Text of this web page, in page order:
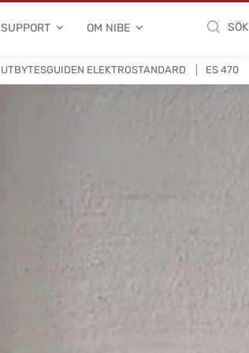
SUPPORT OM NIBE SÖK
UTBYTESGUIDEN ELEKTROSTANDARD
ES 470